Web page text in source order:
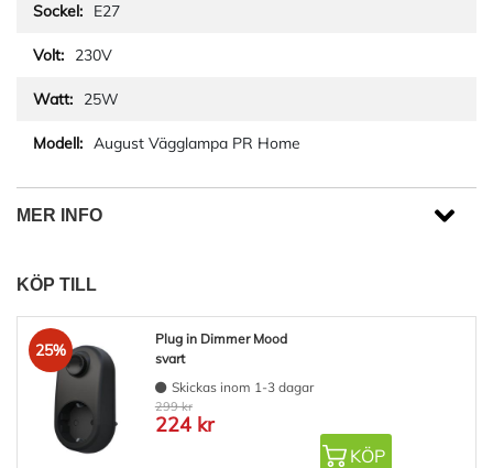
E27
230V
25W
August Vägglampa PR Home
MER INFO
KÖP TILL
25%
Plug in Dimmer Mood
svart
Skickas inom 1-3 dagar
299 kr
224 kr
KÖP